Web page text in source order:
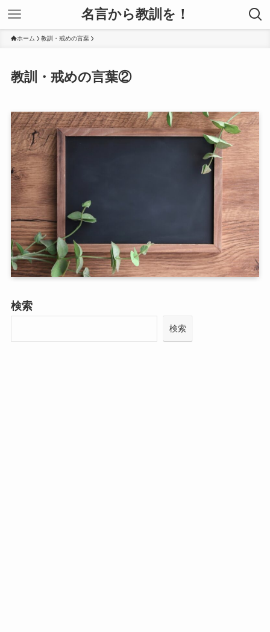
名言から教訓を！
ホーム 教訓・戒めの言葉
教訓・戒めの言葉②
検索
検索